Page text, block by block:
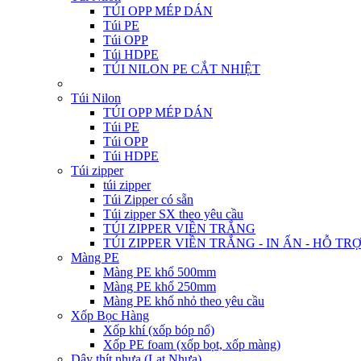
TÚI OPP MÉP DÁN
Túi PE
Túi OPP
Túi HDPE
TÚI NILON PE CẮT NHIỆT
Túi Nilon
TÚI OPP MÉP DÁN
Túi PE
Túi OPP
Túi HDPE
Túi zipper
túi zipper
Túi Zipper có sẵn
Túi zipper SX theo yêu cầu
TÚI ZIPPER VIỀN TRẮNG
TÚI ZIPPER VIỀN TRẮNG - IN ẤN - HỖ
Màng PE
Màng PE khổ 500mm
Màng PE khổ 250mm
Màng PE khổ nhỏ theo yêu cầu
Xốp Bọc Hàng
Xốp khí (xốp bóp nổ)
Xốp PE foam (xốp bọt, xốp màng)